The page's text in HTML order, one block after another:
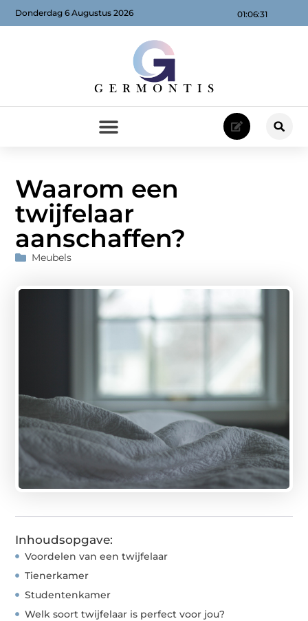
01:06:32
Donderdag 6 Augustus 2026
Waarom een
twijfelaar
aanschaffen?
Meubels
Inhoudsopgave:
Voordelen van een twijfelaar
Tienerkamer
Studentenkamer
Welk soort twijfelaar is perfect voor jou?